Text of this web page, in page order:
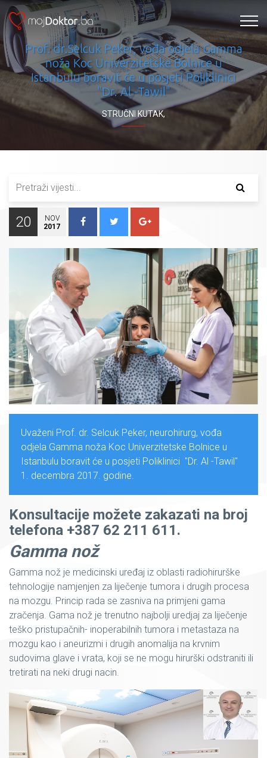
Prof. dr.Selcuk Peker, vođa odjela Gamma
noža Koc Univerzitetske Bolnice u
Istanbulu boravit će u posjeti Poliklinici
"Dr. Al -Tawil"
STRUČNI KUTAK,
20
NOV
2017
Uvaženi Prof. dr. Selcuk Peker, neurohirurg, vođa
odjela Gamma noža Koc Univerzitetske Bolnice u
Istanbulu boravit će u posjeti Poliklinici "Dr. Al -Tawil"
1. decembra 2017. godine.
Konsultacije možete zakazati na broj
telefona +387 62 211 611.
Gamma nož
Gamma nož je medicinski uređaj iz oblasti radiohirurške
tehnologije namjenjen za liječenje tumora i drugih procesa
na mozgu. Princip rada se zasniva na primjeni gama
zračenja. Gama nož je trenutno najbolji uredjaj za liječenje
teško pristupačnih- inoperabilnih tumora i metastaza na
mozgu kao i aneurizmi i drugih anomalija na krvnim
sudovima glave i vrata, koji se ne mogu hirurški odstraniti ili
tretirati na neki drugi nacin.